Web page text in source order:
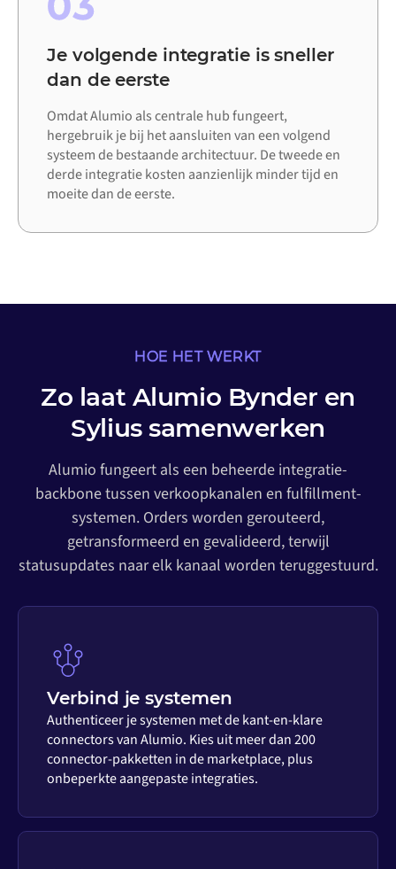
Je volgende integratie is sneller
dan de eerste
Omdat Alumio als centrale hub fungeert,
hergebruik je bij het aansluiten van een volgend
systeem de bestaande architectuur. De tweede en
derde integratie kosten aanzienlijk minder tijd en
moeite dan de eerste.
HOE HET WERKT
Zo laat Alumio Bynder en
Sylius samenwerken
Alumio fungeert als een beheerde integratie-
backbone tussen verkoopkanalen en fulfillment-
systemen. Orders worden gerouteerd,
getransformeerd en gevalideerd, terwijl
statusupdates naar elk kanaal worden teruggestuurd.
Verbind je systemen
Authenticeer je systemen met de kant-en-klare
connectors van Alumio. Kies uit meer dan 200
connector-pakketten in de marketplace, plus
onbeperkte aangepaste integraties.